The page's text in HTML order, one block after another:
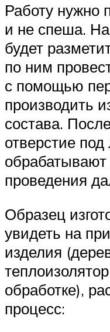
Работу нужно
и не спеша.
будет
по ним
с помощью
производить
состава.
отверстие
проведения
Образец
увидеть на
изделия
обработке),
процесс: